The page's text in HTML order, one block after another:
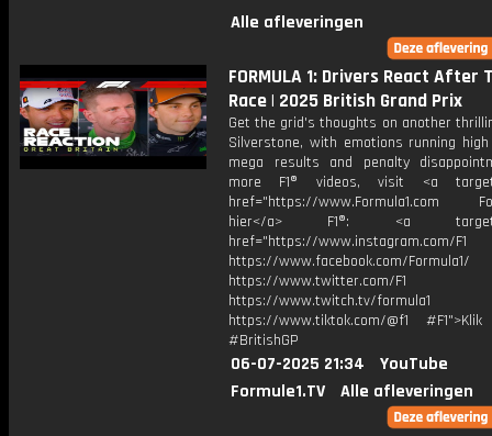
Alle afleveringen
FORMULA 1: Drivers React After
Race | 2025 British Grand Prix
Get the grid's thoughts on another
Silverstone, with emotions running
mega results and penalty
more F1® videos, visit <a
href="https://www.Formula1.com
hier</a> F1®: <a
href="https://www.instagram.com/F1
https://www.facebook.com/Formula1/
https://www.twitter.com/F1
https://www.twitch.tv/formula1
https://www.tiktok.com/@f1
#BritishGP
06-07-2025 21:34
YouTube
Formule1.TV
Alle afleveringen